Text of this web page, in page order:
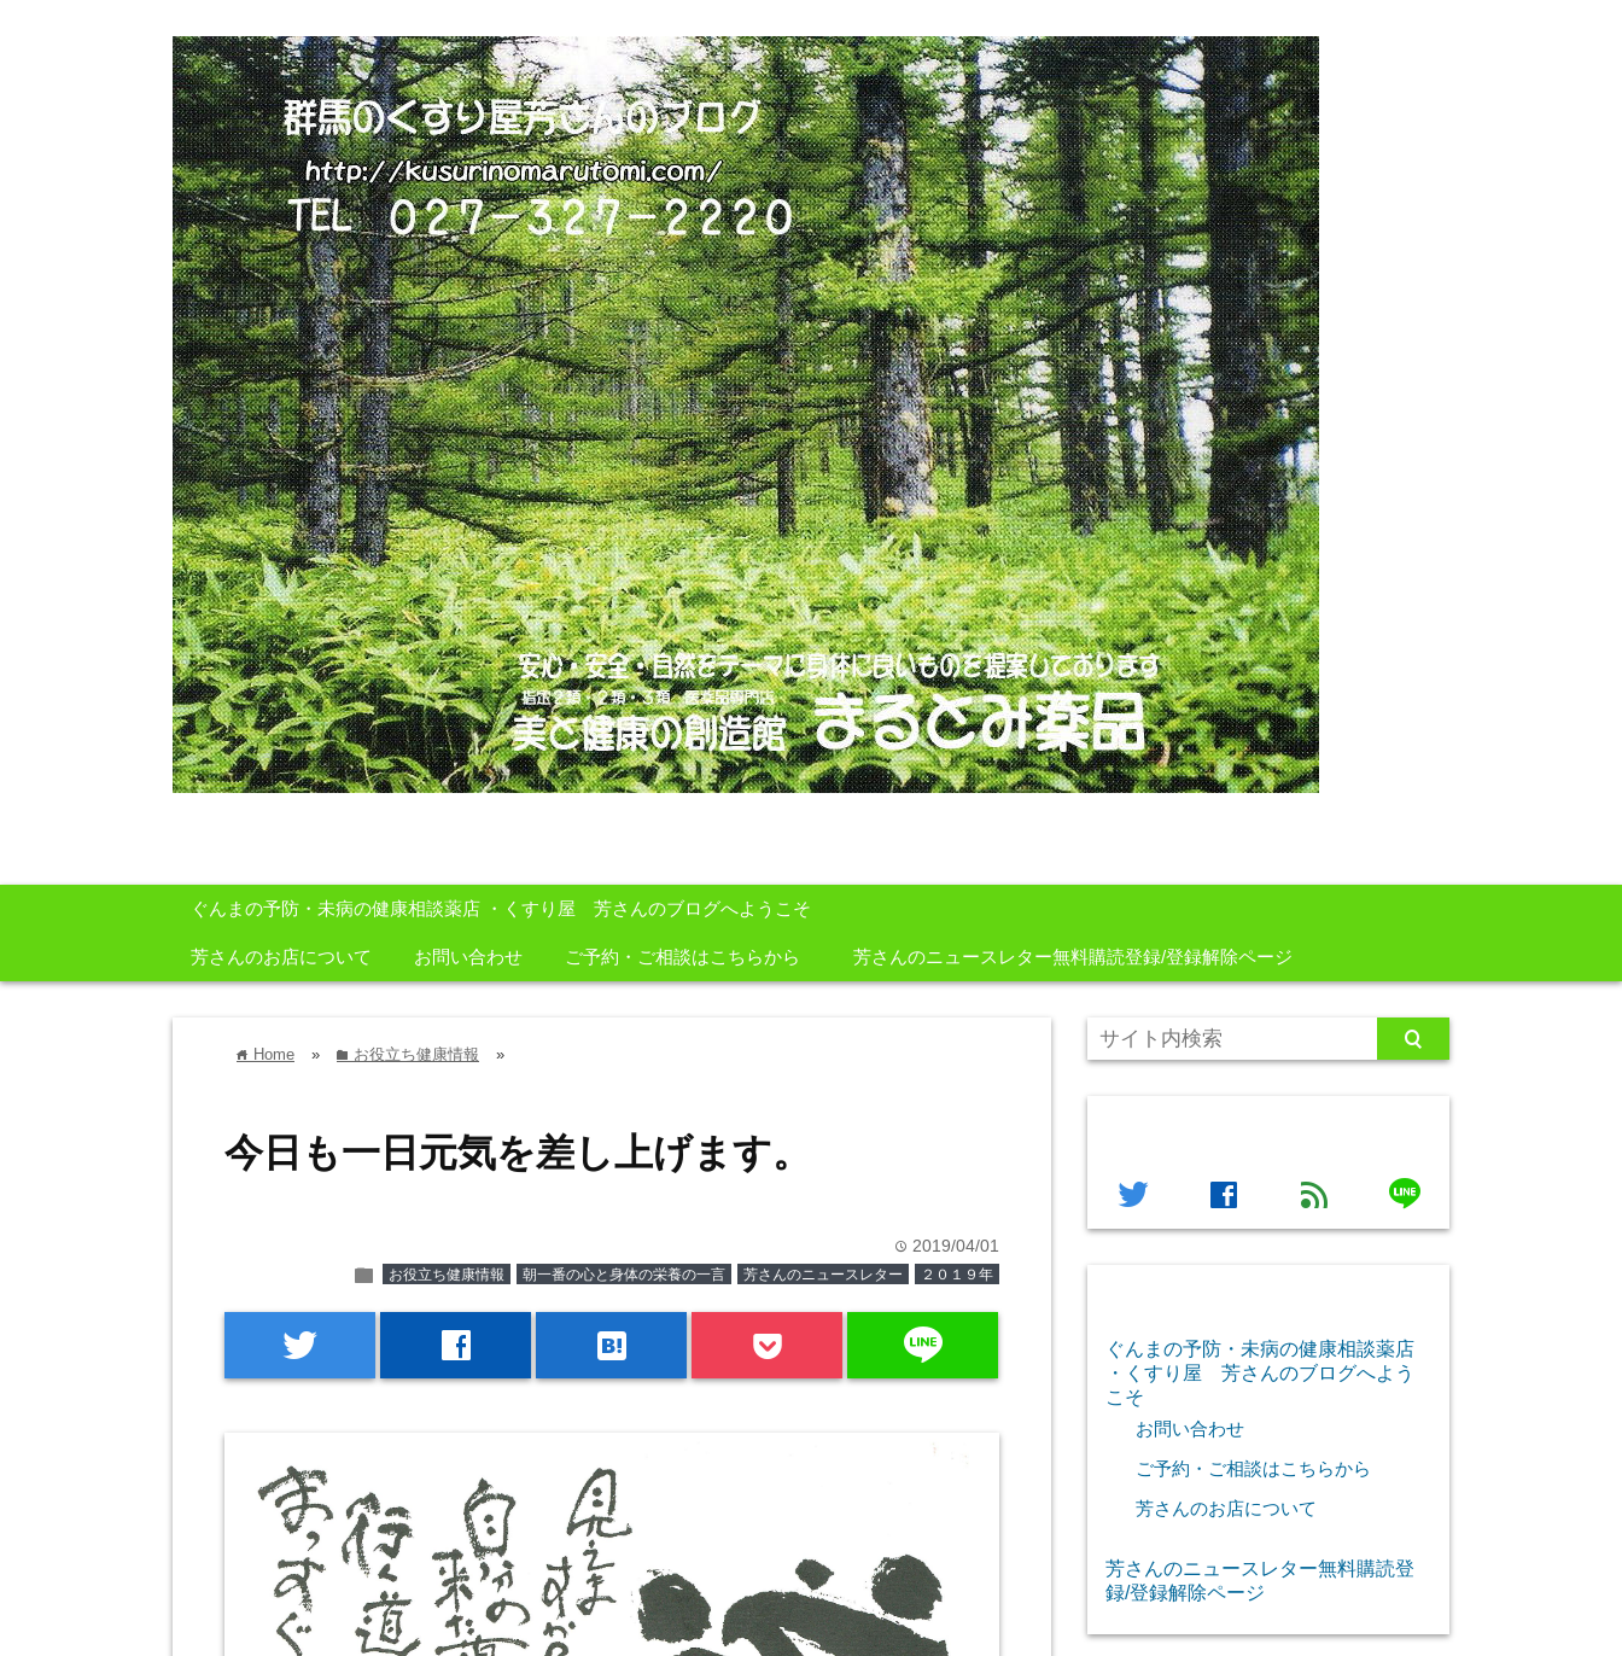
ぐんまの予防・未病の健康相談薬店 ・くすり屋 芳さんのブログへようこそ
芳さんのお店について お問い合わせ ご予約・ご相談はこちらから 芳さんのニュースレター無料購読登録/登録解除ページ
home Home » folder お役立ち健康情報 »
今日も一日元気を差し上げます。
time 2019/04/01
folder お役立ち健康情報 朝一番の心と身体の栄養の一言 芳さんのニュースレター ２０１９年
twitter facebook hatenabookmark line
twitter facebook feed line
ぐんまの予防・未病の健康相談薬店
・くすり屋 芳さんのブログへよう
こそ
お問い合わせ
ご予約・ご相談はこちらから
芳さんのお店について
芳さんのニュースレター無料購読登
録/登録解除ページ